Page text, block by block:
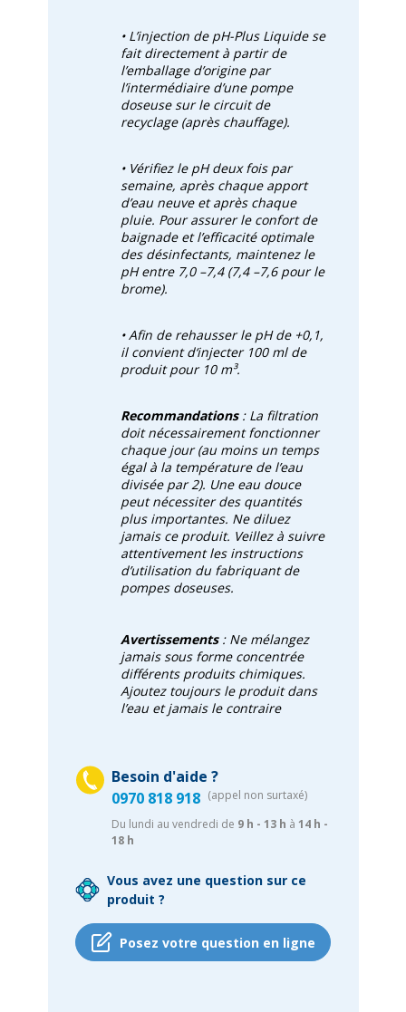
• L’injection de pH-Plus Liquide se
fait directement à partir de
l’emballage d’origine par
l’intermédiaire d’une pompe
doseuse sur le circuit de
recyclage (après chauffage).
• Vérifiez le pH deux fois par
semaine, après chaque apport
d’eau neuve et après chaque
pluie. Pour assurer le confort de
baignade et l’efficacité optimale
des désinfectants, maintenez le
pH entre 7,0 –7,4 (7,4 –7,6 pour le
brome).
• Afin de rehausser le pH de +0,1,
il convient d‘injecter 100 ml de
produit pour 10 m³.
Recommandations :La filtration
doit nécessairement fonctionner
chaque jour (au moins un temps
égal à la température de l’eau
divisée par 2). Une eau douce
peut nécessiter des quantités
plus importantes. Ne diluez
jamais ce produit. Veillez à suivre
attentivement les instructions
d’utilisation du fabriquant de
pompes doseuses.
Avertissements :Ne mélangez
jamais sous forme concentrée
différents produits chimiques.
Ajoutez toujours le produit dans
l’eau et jamais le contraire
Besoin d'aide ?
0970 818 918 (appel non surtaxé)
Du lundi au vendredi de 9 h - 13 h à 14 h -
18 h
Vous avez une question sur ce
produit ?
Posez votre question en ligne